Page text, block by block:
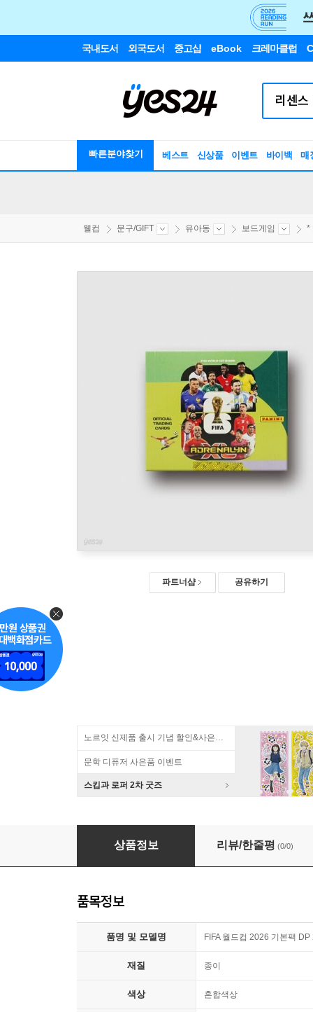
국내도서 외국도서 중고샵 eBook 크레마클럽
빠른분야찾기 베스트 신상품 이벤트 바이백 매
웰컴 문구/GIFT 유아동 보드게임 *
파트너샵 공유하기
노르잇 신제품 출시 기념 할인&사은품 증정!
문학 디퓨저 사은품 이벤트
스킵과 로퍼 2차 굿즈
[예스24배송] FIFA 월드컵 2026 기본팩 DP 24
상품정보 리뷰/한줄평 (0/0)
품목정보
품명 및 모델명 FIFA 월드컵 2026 기본팩 DP
재질 종이
색상 혼합색상